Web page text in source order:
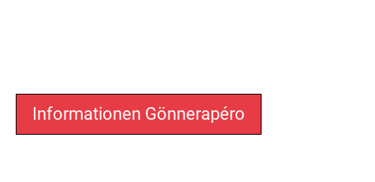
Informationen Gönnerapéro